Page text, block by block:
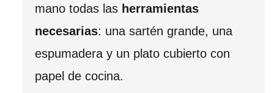
mano todas las herramientas
necesarias: una sartén grande, una
espumadera y un plato cubierto con
papel de cocina.